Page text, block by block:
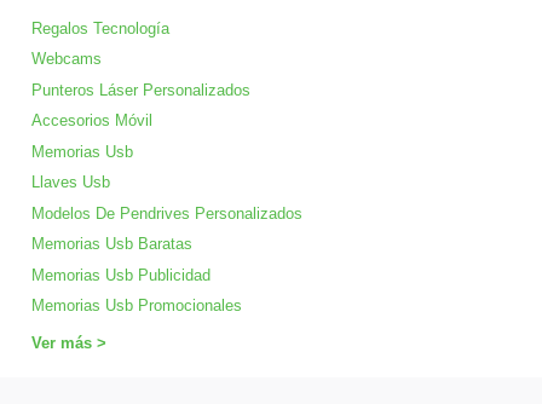
Regalos Tecnología
Webcams
Punteros Láser Personalizados
Accesorios Móvil
Memorias Usb
Llaves Usb
Modelos De Pendrives Personalizados
Memorias Usb Baratas
Memorias Usb Publicidad
Memorias Usb Promocionales
Ver más >